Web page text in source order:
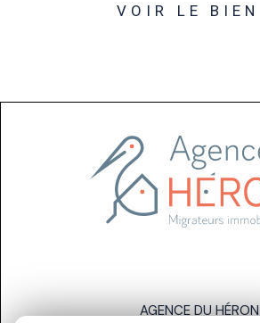
VOIR LE BIEN
AGENCE DU HÉRON